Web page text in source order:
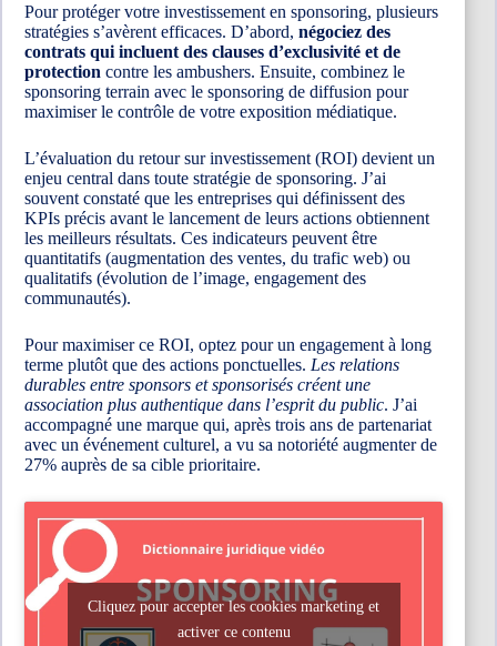
Pour protéger votre investissement en sponsoring, plusieurs
stratégies s’avèrent efficaces. D’abord, négociez des
contrats qui incluent des clauses d’exclusivité et de
protection contre les ambushers. Ensuite, combinez le
sponsoring terrain avec le sponsoring de diffusion pour
maximiser le contrôle de votre exposition médiatique.
L’évaluation du retour sur investissement (ROI) devient un
enjeu central dans toute stratégie de sponsoring. J’ai
souvent constaté que les entreprises qui définissent des
KPIs précis avant le lancement de leurs actions obtiennent
les meilleurs résultats. Ces indicateurs peuvent être
quantitatifs (augmentation des ventes, du trafic web) ou
qualitatifs (évolution de l’image, engagement des
communautés).
Pour maximiser ce ROI, optez pour un engagement à long
terme plutôt que des actions ponctuelles. Les relations
durables entre sponsors et sponsorisés créent une
association plus authentique dans l’esprit du public. J’ai
accompagné une marque qui, après trois ans de partenariat
avec un événement culturel, a vu sa notoriété augmenter de
27% auprès de sa cible prioritaire.
Cliquez pour accepter les cookies marketing et
activer ce contenu